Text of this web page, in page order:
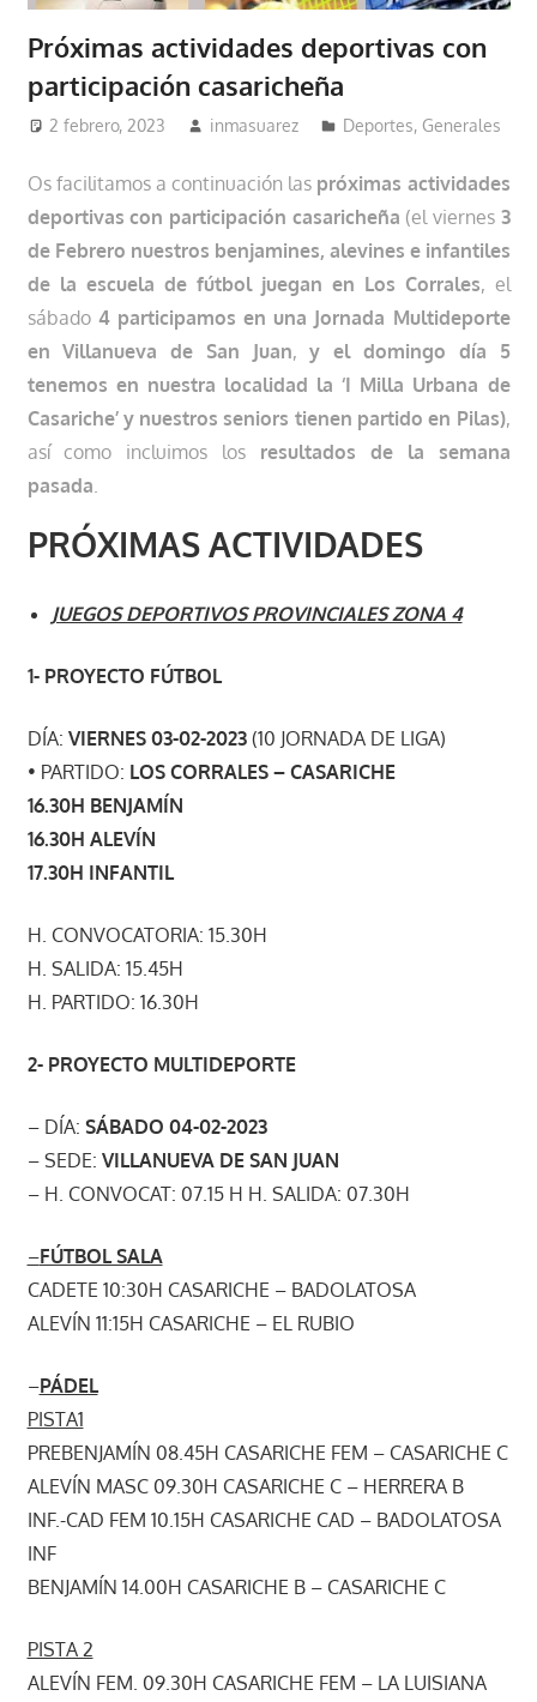
Próximas actividades deportivas con
participación casaricheña
2 febrero, 2023 inmasuarez Deportes, Generales
Os facilitamos a continuación las próximas actividades
deportivas con participación casaricheña (el viernes 3
de Febrero nuestros benjamines, alevines e infantiles
de la escuela de fútbol juegan en Los Corrales, el
sábado 4participamos en una Jornada Multideporte
en Villanueva de San Juan,y el domingo día 5
tenemos en nuestra localidad la ‘I Milla Urbana de
Casariche’ y nuestros seniors tienen partido en Pilas),
así como incluimos los resultados de la semana
pasada
PRÓXIMAS ACTIVIDADES
JUEGOS DEPORTIVOS PROVINCIALES ZONA 4
1- PROYECTO FÚTBOL
DÍA: VIERNES 03-02-2023(10 JORNADA DE LIGA)
• PARTIDO: LOS CORRALES – CASARICHE
16.30H BENJAMÍN
16.30H ALEVÍN
17.30H INFANTIL
H. CONVOCATORIA: 15.30H
H. SALIDA: 15.45H
H. PARTIDO: 16.30H
2- PROYECTO MULTIDEPORTE
– DÍA: SÁBADO 04-02-2023
– SEDE: VILLANUEVA DE SAN JUAN
– H. CONVOCAT: 07.15 H H. SALIDA: 07.30H
–FÚTBOL SALA
CADETE 10:30H CASARICHE – BADOLATOSA
ALEVÍN 11:15H CASARICHE – EL RUBIO
–PÁDEL
PISTA1
PREBENJAMÍN 08.45H CASARICHE FEM – CASARICHE C
ALEVÍN MASC 09.30H CASARICHE C – HERRERA B
INF.-CAD FEM 10.15H CASARICHE CAD – BADOLATOSA
INF
BENJAMÍN 14.00H CASARICHE B – CASARICHE C
PISTA 2
ALEVÍN FEM. 09.30H CASARICHE FEM – LA LUISIANA